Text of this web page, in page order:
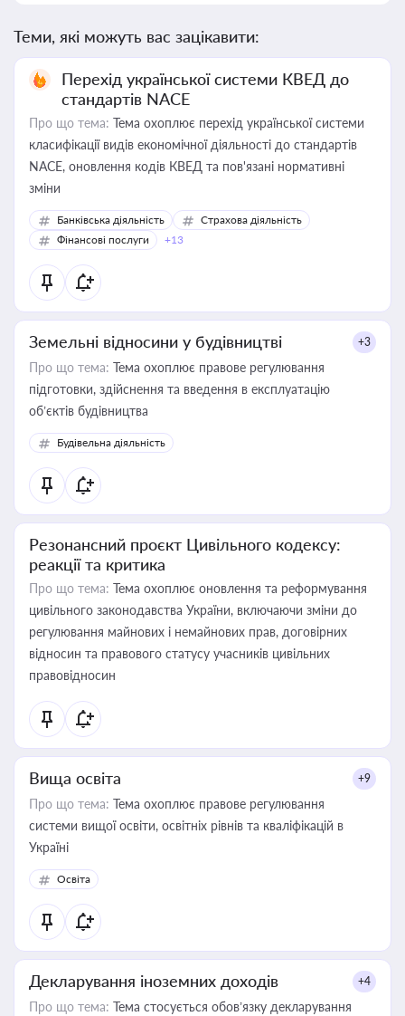
Теми, які можуть вас зацікавити:
Перехід української системи КВЕД до
стандартів NACE
Про що тема: Тема охоплює перехід української системи
класифікації видів економічної діяльності до стандартів
NACE, оновлення кодів КВЕД та пов'язані нормативні
зміни
Банківська діяльність
Страхова діяльність
Фінансові послуги
+13
Земельні відносини у будівництві +3
Про що тема: Тема охоплює правове регулювання
підготовки, здійснення та введення в експлуатацію
об’єктів будівництва
Будівельна діяльність
Резонансний проєкт Цивільного кодексу:
реакції та критика
Про що тема: Тема охоплює оновлення та реформування
цивільного законодавства України, включаючи зміни до
регулювання майнових і немайнових прав, договірних
відносин та правового статусу учасників цивільних
правовідносин
Вища освіта +9
Про що тема: Тема охоплює правове регулювання
системи вищої освіти, освітніх рівнів та кваліфікацій в
Україні
Освіта
Декларування іноземних доходів +4
Про що тема: Тема стосується обов’язку декларування